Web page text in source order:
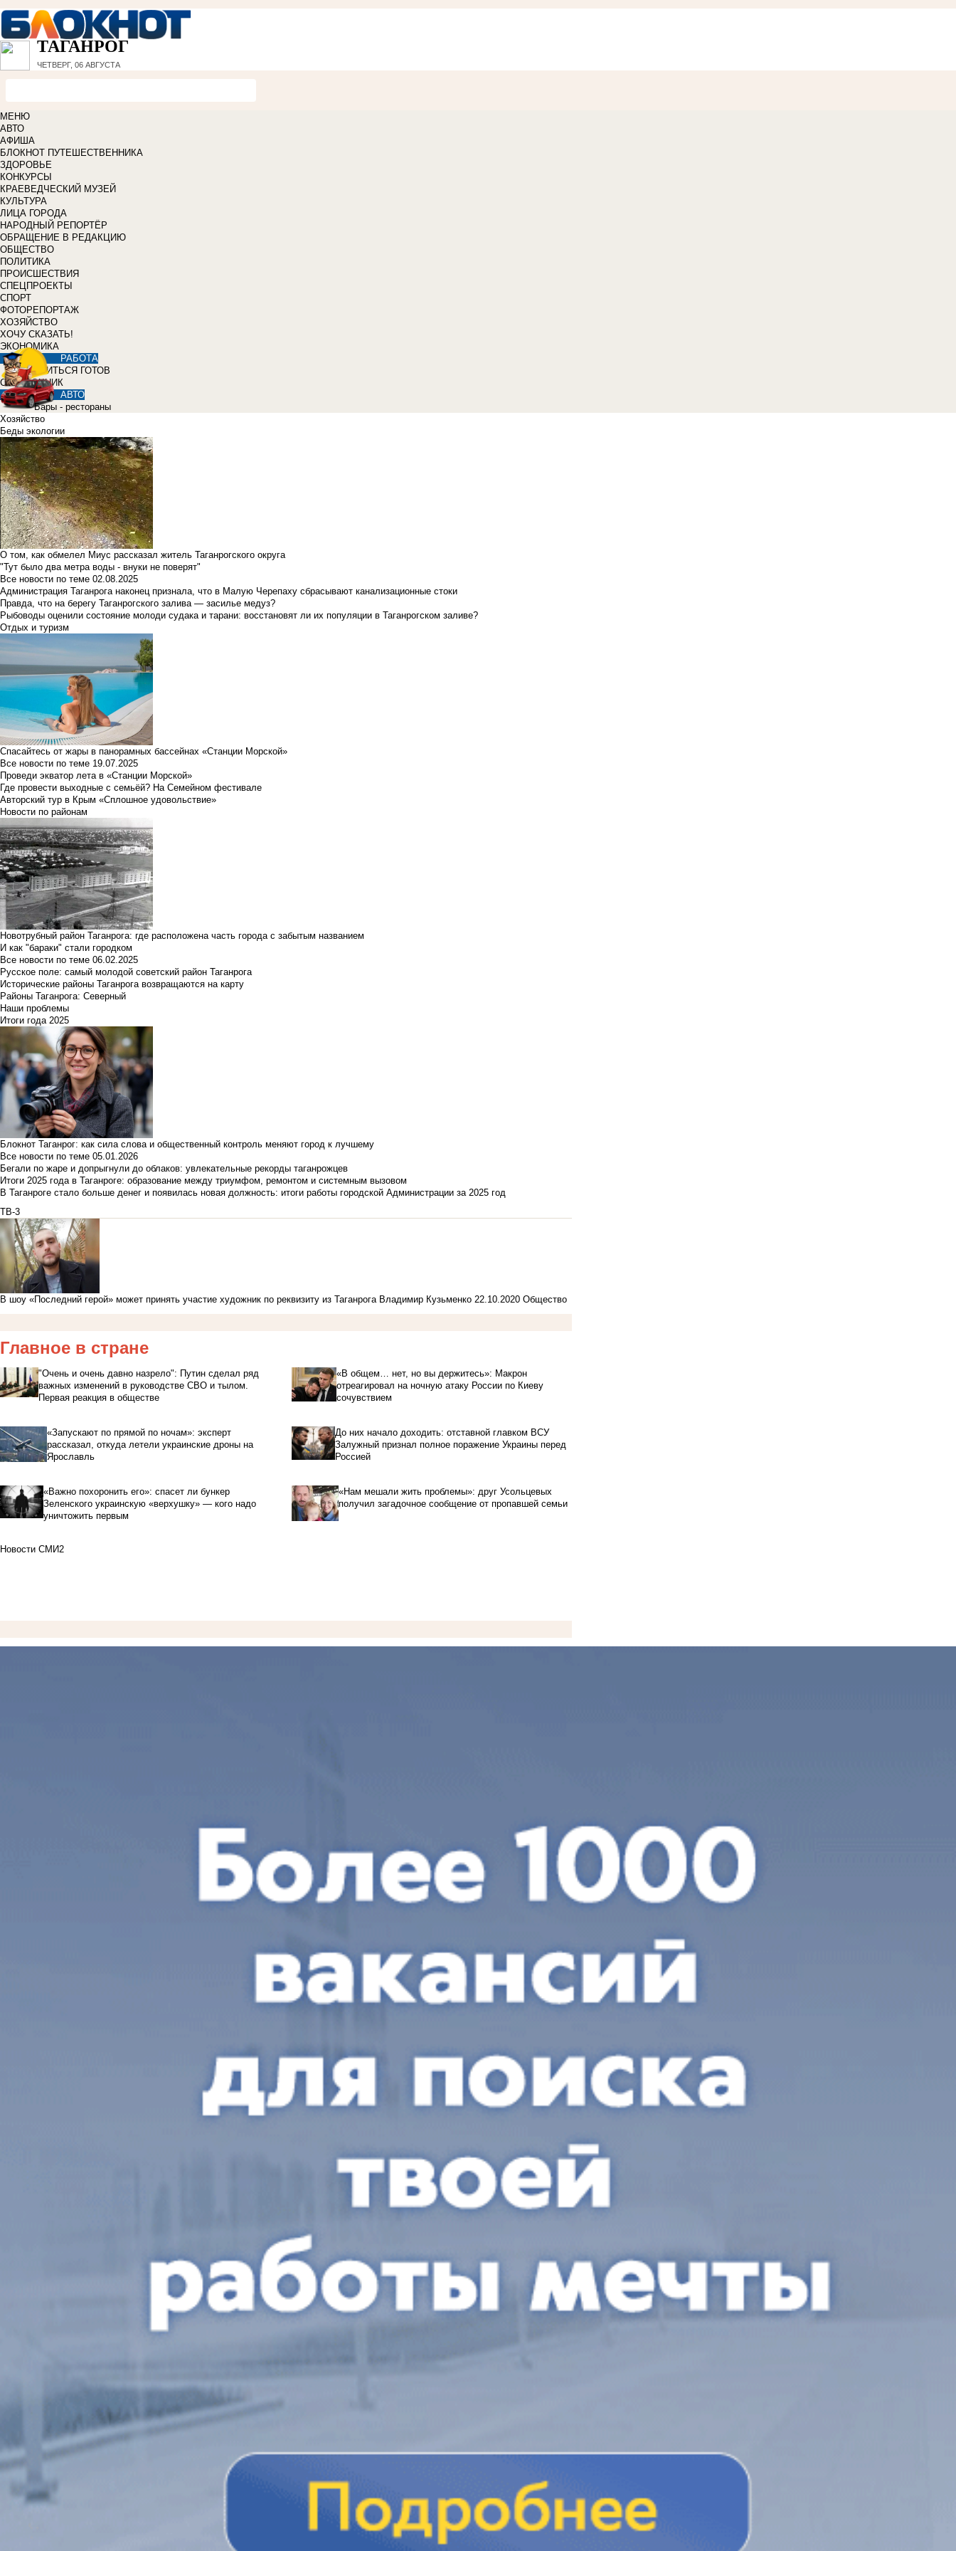
ТАГАНРОГ
ЧЕТВЕРГ, 06 АВГУСТА
МЕНЮ
АВТО
АФИША
БЛОКНОТ ПУТЕШЕСТВЕННИКА
ЗДОРОВЬЕ
КОНКУРСЫ
КРАЕВЕДЧЕСКИЙ МУЗЕЙ
КУЛЬТУРА
ЛИЦА ГОРОДА
НАРОДНЫЙ РЕПОРТЁР
ОБРАЩЕНИЕ В РЕДАКЦИЮ
ОБЩЕСТВО
ПОЛИТИКА
ПРОИСШЕСТВИЯ
СПЕЦПРОЕКТЫ
СПОРТ
ФОТОРЕПОРТАЖ
ХОЗЯЙСТВО
ХОЧУ СКАЗАТЬ!
ЭКОНОМИКА
РАБОТА
УЧИТЬСЯ ГОТОВ
СПРАВОЧНИК
АВТО
Бары - рестораны
Хозяйство
Беды экологии
О том, как обмелел Миус рассказал житель Таганрогского округа
"Тут было два метра воды - внуки не поверят"
Все новости по теме 02.08.2025
Администрация Таганрога наконец признала, что в Малую Черепаху сбрасывают канализационные стоки
Правда, что на берегу Таганрогского залива — засилье медуз?
Рыбоводы оценили состояние молоди судака и тарани: восстановят ли их популяции в Таганрогском заливе?
Отдых и туризм
Спасайтесь от жары в панорамных бассейнах «Станции Морской»
Все новости по теме 19.07.2025
Проведи экватор лета в «Станции Морской»
Где провести выходные с семьёй? На Семейном фестивале
Авторский тур в Крым «Сплошное удовольствие»
Новости по районам
Новотрубный район Таганрога: где расположена часть города с забытым названием
И как "бараки" стали городком
Все новости по теме 06.02.2025
Русское поле: самый молодой советский район Таганрога
Исторические районы Таганрога возвращаются на карту
Районы Таганрога: Северный
Наши проблемы
Итоги года 2025
Блокнот Таганрог: как сила слова и общественный контроль меняют город к лучшему
Все новости по теме 05.01.2026
Бегали по жаре и допрыгнули до облаков: увлекательные рекорды таганрожцев
Итоги 2025 года в Таганроге: образование между триумфом, ремонтом и системным вызовом
В Таганроге стало больше денег и появилась новая должность: итоги работы городской Администрации за 2025 год
ТВ-3
В шоу «Последний герой» может принять участие художник по реквизиту из Таганрога Владимир Кузьменко 22.10.2020 Общество
Главное в стране
"Очень и очень давно назрело": Путин сделал ряд
важных изменений в руководстве СВО и тылом.
Первая реакция в обществе
«В общем… нет, но вы держитесь»: Макрон
отреагировал на ночную атаку России по Киеву
сочувствием
«Запускают по прямой по ночам»: эксперт
рассказал, откуда летели украинские дроны на
Ярославль
До них начало доходить: отставной главком ВСУ
Залужный признал полное поражение Украины перед
Россией
«Важно похоронить его»: спасет ли бункер
Зеленского украинскую «верхушку» — кого надо
уничтожить первым
«Нам мешали жить проблемы»: друг Усольцевых
получил загадочное сообщение от пропавшей семьи
Новости СМИ2